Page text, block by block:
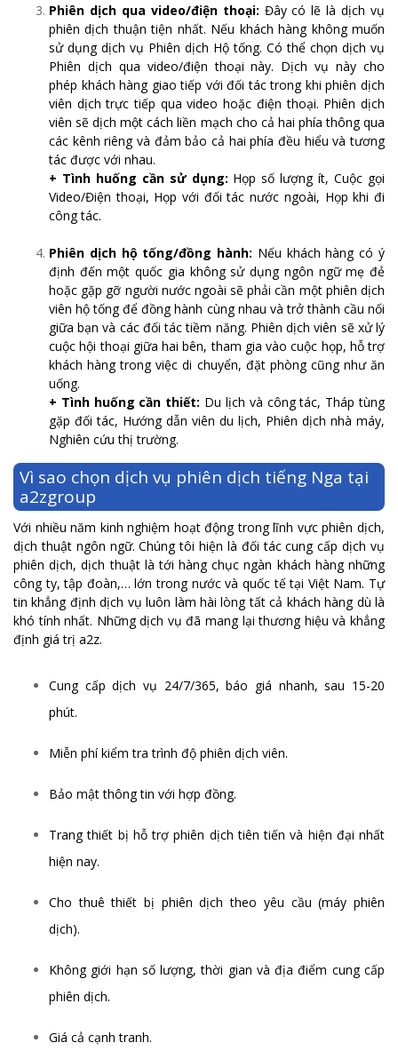
Phiên dịch qua video/điện thoại: Đây có lẽ là dịch vụ
phiên dịch thuận tiện nhất. Nếu khách hàng không muốn
sử dụng dịch vụ Phiên dịch Hộ tống. Có thể chọn dịch vụ
Phiên dịch qua video/điện thoại này. Dịch vụ này cho
phép khách hàng giao tiếp với đối tác trong khi phiên dịch
viên dịch trực tiếp qua video hoặc điện thoại. Phiên dịch
viên sẽ dịch một cách liền mạch cho cả hai phía thông qua
các kênh riêng và đảm bảo cả hai phía đều hiểu và tương
tác được với nhau.
+ Tình huống cần sử dụng: Họp số lượng ít, Cuộc gọi
Video/Điện thoại, Họp với đối tác nước ngoài, Họp khi đi
công tác.
Phiên dịch hộ tống/đồng hành: Nếu khách hàng có ý
định đến một quốc gia không sử dụng ngôn ngữ mẹ đẻ
hoặc gặp gỡ người nước ngoài sẽ phải cần một phiên dịch
viên hộ tống để đồng hành cùng nhau và trở thành cầu nối
giữa bạn và các đối tác tiềm năng. Phiên dịch viên sẽ xử lý
cuộc hội thoại giữa hai bên, tham gia vào cuộc họp, hỗ trợ
khách hàng trong việc di chuyển, đặt phòng cũng như ăn
uống.
+ Tình huống cần thiết: Du lịch và công tác, Tháp tùng
gặp đối tác, Hướng dẫn viên du lịch, Phiên dịch nhà máy,
Nghiên cứu thị trường.
Vì sao chọn dịch vụ phiên dịch tiếng Nga tại
a2zgroup
Với nhiều năm kinh nghiệm hoạt động trong lĩnh vực phiên dịch,
dịch thuật ngôn ngữ. Chúng tôi hiện là đối tác cung cấp dịch vụ
phiên dịch, dịch thuật là tới hàng chục ngàn khách hàng những
công ty, tập đoàn,… lớn trong nước và quốc tế tại Việt Nam. Tự
tin khẳng định dịch vụ luôn làm hài lòng tất cả khách hàng dù là
khó tính nhất. Những dịch vụ đã mang lại thương hiệu và khẳng
định giá trị a2z.
Cung cấp dịch vụ 24/7/365, báo giá nhanh, sau 15-20
phút.
Miễn phí kiểm tra trình độ phiên dịch viên.
Bảo mật thông tin với hợp đồng.
Trang thiết bị hỗ trợ phiên dịch tiên tiến và hiện đại nhất
hiện nay.
Cho thuê thiết bị phiên dịch theo yêu cầu (máy phiên
dịch).
Không giới hạn số lượng, thời gian và địa điểm cung cấp
phiên dịch.
Giá cả cạnh tranh.